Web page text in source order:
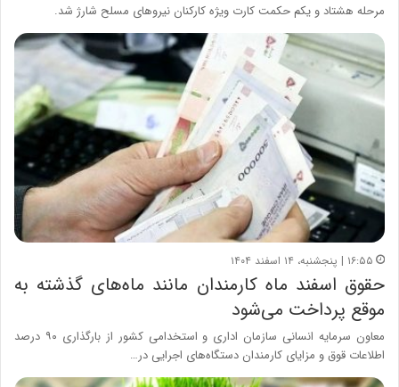
مرحله هشتاد و یکم حکمت کارت ویژه کارکنان نیروهای مسلح شارژ شد.
۱۶:۵۵ | پنجشنبه، ۱۴ اسفند ۱۴۰۴
حقوق اسفند ماه کارمندان مانند ماه‌های گذشته به
موقع پرداخت می‌شود
معاون سرمایه انسانی سازمان اداری و استخدامی کشور از بارگذاری ۹۰ درصد
اطلاعات قوق و مزایای کارمندان دستگاه‌های اجرایی در…